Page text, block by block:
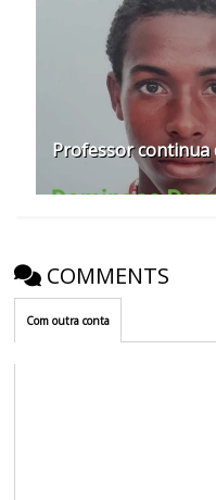
Professor continua
COMMENTS
Com outra conta